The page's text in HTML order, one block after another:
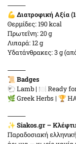
⸻
💪 Διατροφική Αξία
Θερμίδες: 190 kcal
Πρωτεΐνη: 20 g
Λιπαρά: 12 g
Υδατάνθρακες: 3 g
⸻
📜 Badges
🐑 Lamb | 🍽️ Ready
🌿 Greek Herbs | 🏆
⸻
✨Siakos.gr –
Παραδοσιακή